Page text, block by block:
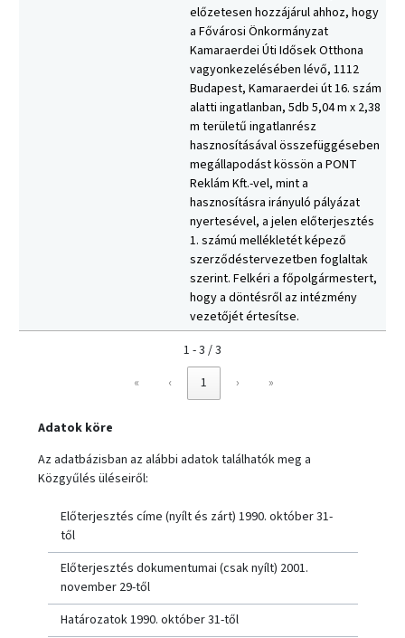
előzetesen hozzájárul ahhoz, hogy
a Fővárosi Önkormányzat
Kamaraerdei Úti Idősek Otthona
vagyonkezelésében lévő, 1112
Budapest, Kamaraerdei út 16. szám
alatti ingatlanban, 5db 5,04 m x 2,38
m területű ingatlanrész
hasznosításával összefüggéseben
megállapodást kössön a PONT
Reklám Kft.-vel, mint a
hasznosításra irányuló pályázat
nyertesével, a jelen előterjesztés
1. számú mellékletét képező
szerződéstervezetben foglaltak
szerint. Felkéri a főpolgármestert,
hogy a döntésről az intézmény
vezetőjét értesítse.
1 - 3 / 3
«
‹ 1 › »
Adatok köre
Az adatbázisban az alábbi adatok találhatók meg a
Közgyűlés üléseiről:
Előterjesztés címe (nyílt és zárt) 1990. október 31-
től
Előterjesztés dokumentumai (csak nyílt) 2001.
november 29-től
Határozatok 1990. október 31-től